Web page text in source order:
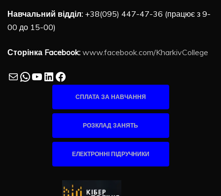
Навчальний відділ: +38(095) 447-47-36 (працює з 9-
00 до 15-00)
Сторінка Facebook: www.facebook.com/KharkivCollege
MailWhatsApp
YouTube
LinkedIn
Facebook
СПЛАТА ЗА НАВЧАННЯ
РОЗКЛАД ЗАНЯТЬ
ЕЛЕКТРОННІ ПІДРУЧНИКИ